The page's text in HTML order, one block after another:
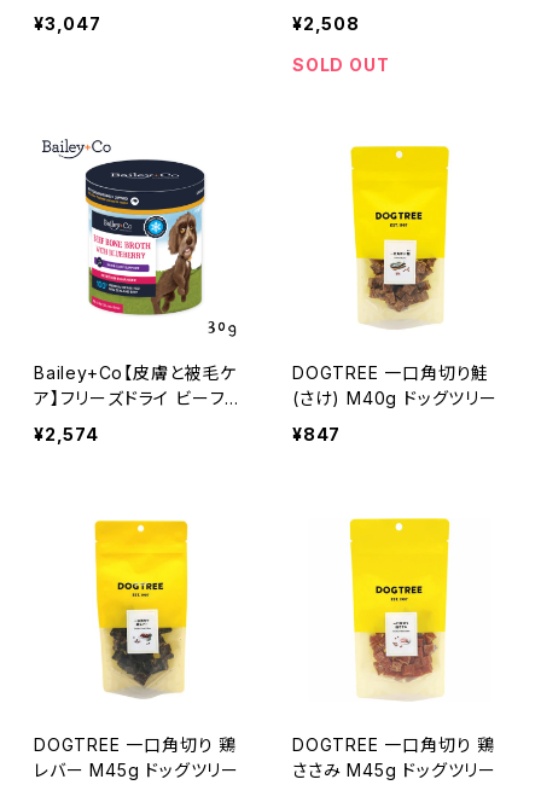
ンブロス プロバイオティク
ス 30g ベイリーコー
¥3,047
ンブロス オリジナル 30g
ベイリーコー
¥2,508
SOLD OUT
Bailey+Co【皮膚と被毛ケ
ア】フリーズドライ ビーフボ
ーンブロス ブルーベリー 3
0g ベイリーコー
¥2,574
DOGTREE 一口角切り鮭
(さけ) M40g ドッグツリー
¥847
DOGTREE 一口角切り 鶏
レバー M45g ドッグツリー
DOGTREE 一口角切り 鶏
ささみ M45g ドッグツリー